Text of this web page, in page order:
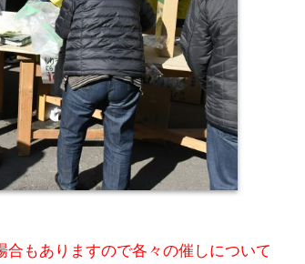
もありますので各々の催しについて